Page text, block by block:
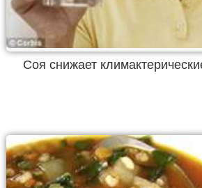
Соя снижает